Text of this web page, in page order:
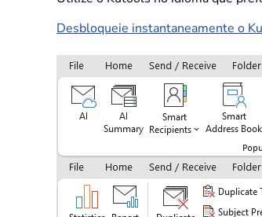
Desbloqueie instantaneamente o